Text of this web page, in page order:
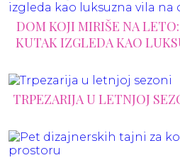
DOM KOJI MIRIŠE NA
KUTAK IZGLEDA KAO
TRPEZARIJA U LETNJOJ